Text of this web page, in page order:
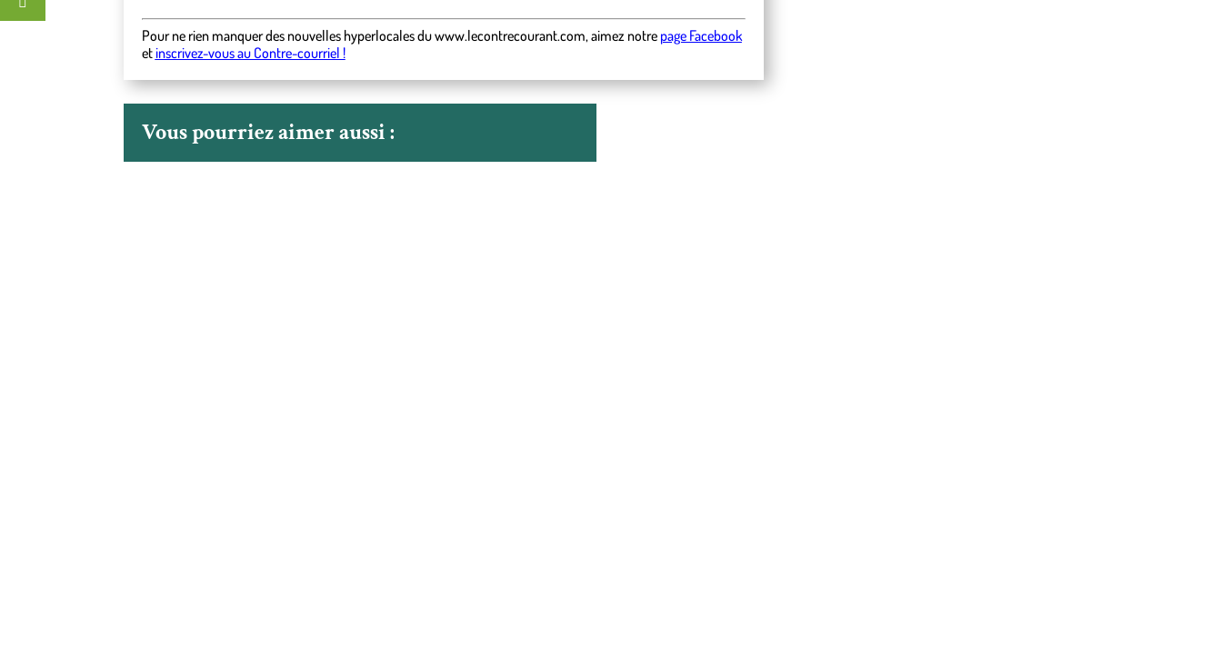
Pour ne rien manquer des nouvelles hyperlocalesduwww.lecontrecourant.com,aimez notre page Facebook
etinscrivez-vous au Contre-courriel !
Vous pourriez aimer aussi :